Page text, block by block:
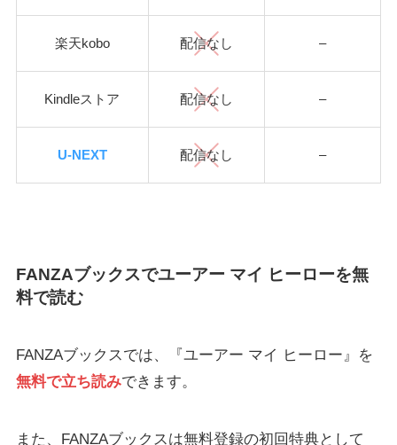
楽天kobo 配信なし –
Kindleストア 配信なし –
U-NEXT 配信なし –
FANZAブックスでユーアー マイ ヒーローを無
料で読む
FANZAブックスでは、『ユーアー マイ ヒーロー』を
無料で立ち読みできます。
また、FANZAブックスは無料登録の初回特典として